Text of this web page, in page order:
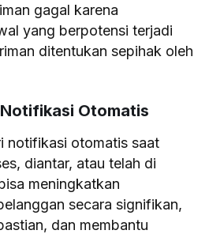
gagal karena
yang berpotensi terjadi
ditentukan sepihak oleh
Otomatis
notifikasi otomatis saat
diantar, atau telah di
meningkatkan
secara signifikan,
dan membantu